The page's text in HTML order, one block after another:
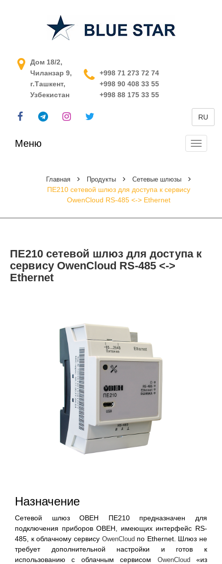
АСУ ТП в Узбекистане
Дом 18/2,
Чиланзар 9,
г.Ташкент,
Узбекистан
+998 71 273 72 74
+998 90 408 33 55
+998 88 175 33 55
RU
Меню
Главная Продукты Сетевые шлюзы
ПЕ210 сетевой шлюз для доступа к сервису
OwenCloud RS-485 <-> Ethernet
ПЕ210 сетевой шлюз для доступа к
сервису OwenCloud RS-485 <->
Ethernet
Назначение
Сетевой шлюз ОВЕН ПЕ210 предназначен для
подключения приборов ОВЕН, имеющих интерфейс RS-
485, к облачному сервису OwenCloudпо Ethernet. Шлюз не
требует дополнительной настройки и готов к
использованию с облачным сервисом OwenCloud«из